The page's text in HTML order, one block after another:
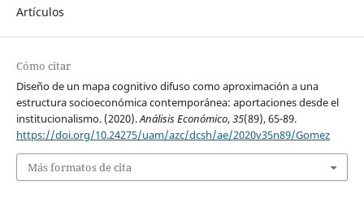
Artículos
Cómo citar
Diseño de un mapa cognitivo difuso como aproximación a una
estructura socioeconómica contemporánea: aportaciones desde el
institucionalismo. (2020).Análisis Económico,35(89), 65-89.
https://doi.org/10.24275/uam/azc/dcsh/ae/2020v35n89/Gomez
Más formatos de cita